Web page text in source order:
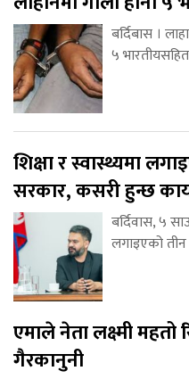
बर्दिबास ।
५
शिक्षा र स्वास्थ्यमा
सरकार, कसरी हुन्छ
बर्दिवास, ५
लगाइएको
एमाले नेता लक्ष्मी महतो
गैरकानुनी